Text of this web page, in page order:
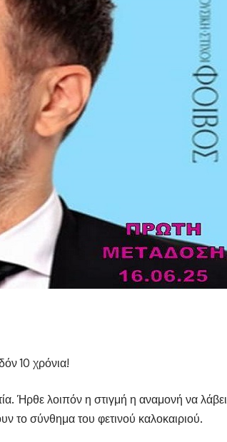
10 χρόνια!
Ήρθε λοιπόν η στιγμή η αναμονή να λάβει
το σύνθημα του φετινού καλοκαιριού.